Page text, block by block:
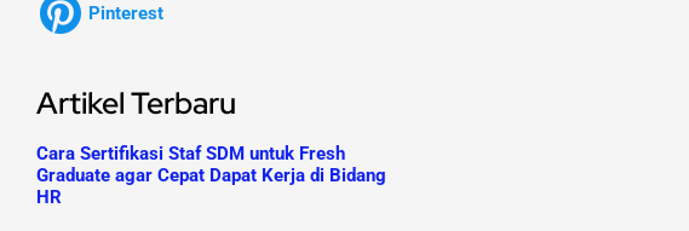
Pinterest
Artikel Terbaru
Cara Sertifikasi Staf SDM untuk Fresh
Graduate agar Cepat Dapat Kerja di Bidang
HR